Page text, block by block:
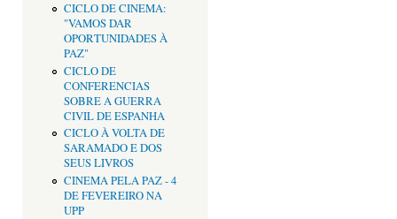
CICLO DE CINEMA:
"VAMOS DAR
OPORTUNIDADES À
PAZ"
CICLO DE
CONFERENCIAS
SOBRE A GUERRA
CIVIL DE ESPANHA
CICLO À VOLTA DE
SARAMADO E DOS
SEUS LIVROS
CINEMA PELA PAZ - 4
DE FEVEREIRO NA
UPP